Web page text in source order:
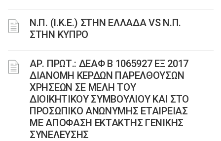
Ν.Π. (Ι.Κ.Ε.) ΣΤΗΝ ΕΛΛΑΔΑ VS Ν.Π.
ΣΤΗΝ ΚΥΠΡΟ
ΑΡ. ΠΡΩΤ.: ΔΕΑΦ Β 1065927 ΕΞ 2017
ΔΙΑΝΟΜΗ ΚΕΡΔΩΝ ΠΑΡΕΛΘΟΥΣΩΝ
ΧΡΗΣΕΩΝ ΣΕ ΜΕΛΗ ΤΟΥ
ΔΙΟΙΚΗΤΙΚΟΥ ΣΥΜΒΟΥΛΙΟΥ ΚΑΙ ΣΤΟ
ΠΡΟΣΩΠΙΚΟ ΑΝΩΝΥΜΗΣ ΕΤΑΙΡΕΙΑΣ
ΜΕ ΑΠΟΦΑΣΗ ΕΚΤΑΚΤΗΣ ΓΕΝΙΚΗΣ
ΣΥΝΕΛΕΥΣΗΣ